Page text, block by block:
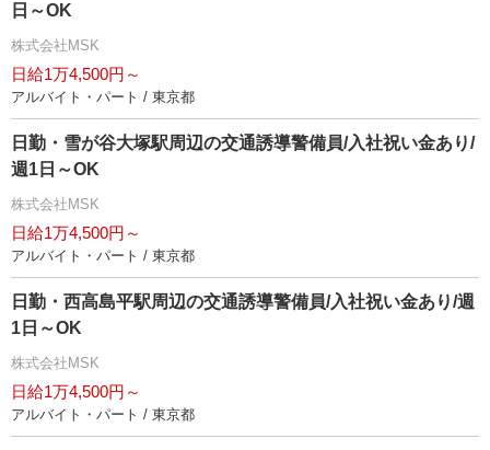
日～OK
株式会社MSK
日給1万4,500円～
アルバイト・パート / 東京都
日勤・雪が谷大塚駅周辺の交通誘導警備員/入社祝い金あり/
週1日～OK
株式会社MSK
日給1万4,500円～
アルバイト・パート / 東京都
日勤・西高島平駅周辺の交通誘導警備員/入社祝い金あり/週
1日～OK
株式会社MSK
日給1万4,500円～
アルバイト・パート / 東京都